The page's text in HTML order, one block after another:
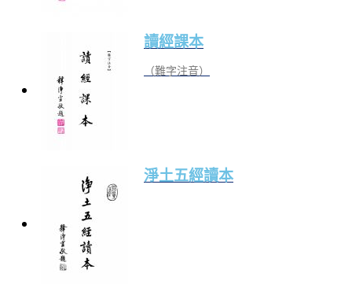
讀經課本
（難字注音）
淨土五經讀本